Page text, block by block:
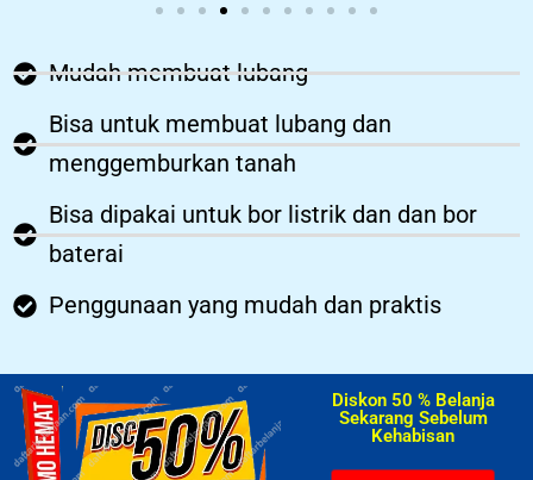
Mudah membuat lubang
Bisa untuk membuat lubang dan
menggemburkan tanah
Bisa dipakai untuk bor listrik dan dan bor
baterai
Penggunaan yang mudah dan praktis
Diskon 50 % Belanja
Sekarang Sebelum
Kehabisan​